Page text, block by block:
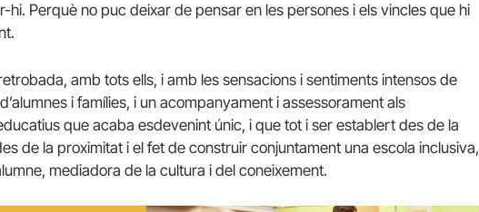
hi. Perquè no puc deixar de pensar en les persones i els vincles que hi
amb tots ells, i amb les sensacions i sentiments intensos de
i famílies, i un acompanyament i assessorament als
que acaba esdevenint únic, i que tot i ser establert des de la
de la proximitat i el fet de construir conjuntament una escola inclusiva,
mediadora de la cultura i del coneixement.